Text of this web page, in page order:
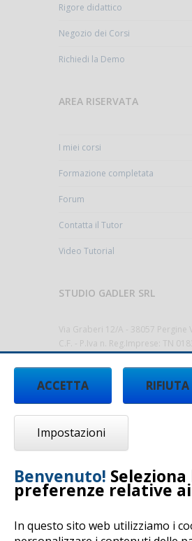
Rigore didattico
Negozio dei Corsi
Richiedi la Demo
AREA RISERVATA
I miei corsi
Formazione completata
Forum
Contatta il Tutor
Video Tutorial
STUDIO GADLER SRL
Via Graberi 12/A - 38057 Pergine
C.F. - P.Iva n. Reg.Imprese: TN
Cap.Sociale 10.000,00€ i.v.
Codice Destinatario T9K4ZHO
RIFIUTA
ACCETTA
Impostazioni
Benvenuto! Seleziona
preferenze relative
In questo sito web utilizziamo i